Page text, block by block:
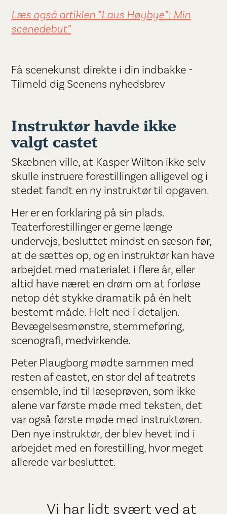
Læs også artiklen ”Laus Høybye”: Min
scenedebut”
Få scenekunst direkte i din indbakke -
Tilmeld dig Scenens nyhedsbrev
Instruktør havde ikke
valgt castet
Skæbnen ville, at Kasper Wilton ikke selv
skulle instruere forestillingen alligevel og i
stedet fandt en ny instruktør til opgaven.
Her er en forklaring på sin plads.
Teaterforestillinger er gerne længe
undervejs, besluttet mindst en sæson før,
at de sættes op, og en instruktør kan have
arbejdet med materialet i flere år, eller
altid have næret en drøm om at forløse
netop dét stykke dramatik på én helt
bestemt måde. Helt ned i detaljen.
Bevægelsesmønstre, stemmeføring,
scenografi, medvirkende.
Peter Plaugborg mødte sammen med
resten af castet, en stor del af teatrets
ensemble, ind til læseprøven, som ikke
alene var første møde med teksten, det
var også første møde med instruktøren.
Den nye instruktør, der blev hevet ind i
arbejdet med en forestilling, hvor meget
allerede var besluttet.
Vi har lidt svært ved at